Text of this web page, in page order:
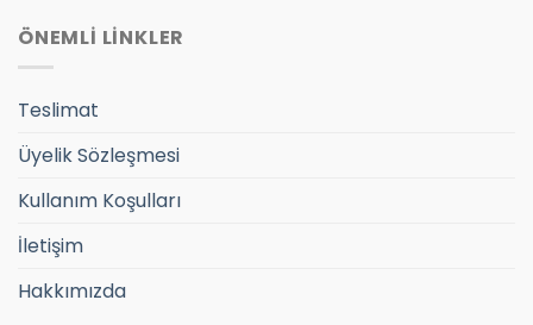
ÖNEMLİ LİNKLER
Teslimat
Üyelik Sözleşmesi
Kullanım Koşulları
İletişim
Hakkımızda